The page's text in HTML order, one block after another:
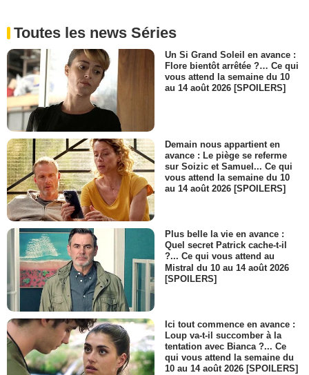
Toutes les news Séries
Un Si Grand Soleil en avance :
Flore bientôt arrêtée ?… Ce qui
vous attend la semaine du 10
au 14 août 2026 [SPOILERS]
Demain nous appartient en
avance : Le piège se referme
sur Soizic et Samuel... Ce qui
vous attend la semaine du 10
au 14 août 2026 [SPOILERS]
Plus belle la vie en avance :
Quel secret Patrick cache-t-il
?... Ce qui vous attend au
Mistral du 10 au 14 août 2026
[SPOILERS]
Ici tout commence en avance :
Loup va-t-il succomber à la
tentation avec Bianca ?... Ce
qui vous attend la semaine du
10 au 14 août 2026 [SPOILERS]